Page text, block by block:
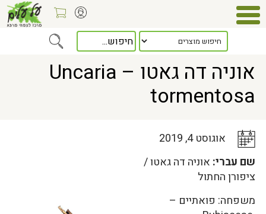
כלל המאמרים> אוניה דה גאטו – Uncaria tormentosa
אוניה דה גאטו – Uncaria
tormentosa
אוגוסט 4, 2019
שם עברי: אוניה דה גאטו /
ציפורן החתול
משפחה: פואתיים –